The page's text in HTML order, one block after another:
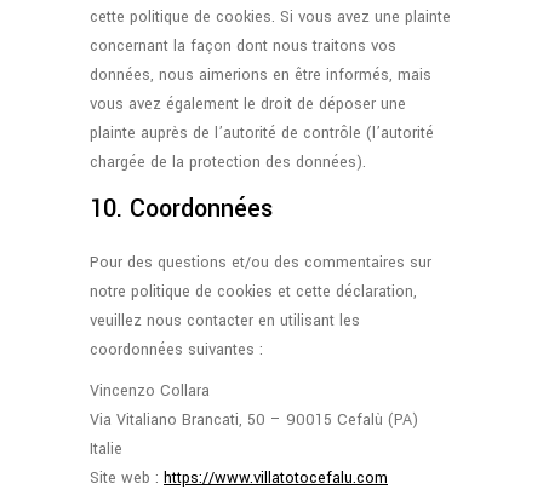
cette politique de cookies. Si vous avez une plainte
concernant la façon dont nous traitons vos
données, nous aimerions en être informés, mais
vous avez également le droit de déposer une
plainte auprès de l’autorité de contrôle (l’autorité
chargée de la protection des données).
10. Coordonnées
Pour des questions et/ou des commentaires sur
notre politique de cookies et cette déclaration,
veuillez nous contacter en utilisant les
coordonnées suivantes :
Vincenzo Collara
Via Vitaliano Brancati, 50 – 90015 Cefalù (PA)
Italie
Site web : https://www.villatotocefalu.com